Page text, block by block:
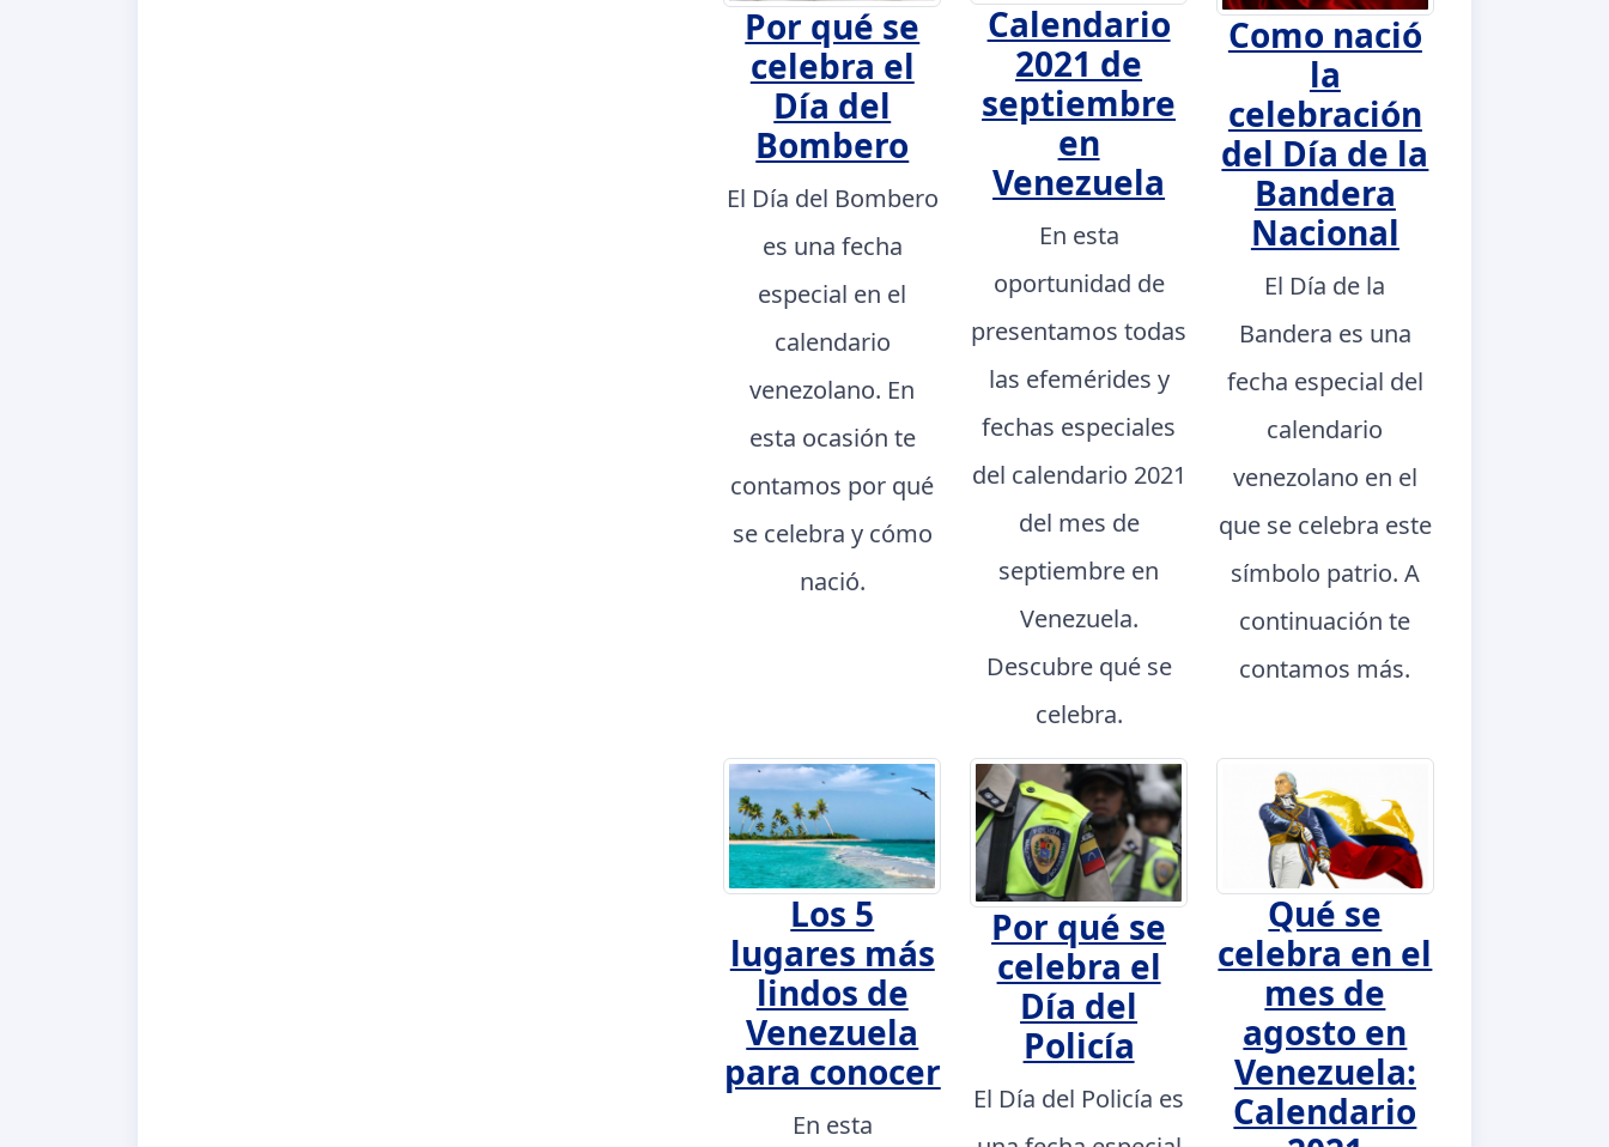
Por qué se
celebra el
Día del
Bombero
El Día del Bombero
es una fecha
especial en el
calendario
venezolano. En
esta ocasión te
contamos por qué
se celebra y cómo
nació.
Calendario
2021 de
septiembre
en
Venezuela
En esta
oportunidad de
presentamos todas
las efemérides y
fechas especiales
del calendario 2021
del mes de
septiembre en
Venezuela.
Descubre qué se
celebra.
Como nació
la
celebración
del Día de la
Bandera
Nacional
El Día de la
Bandera es una
fecha especial del
calendario
venezolano en el
que se celebra este
símbolo patrio. A
continuación te
contamos más.
Los 5
lugares más
lindos de
Venezuela
para conocer
En esta
Por qué se
celebra el
Día del
Policía
El Día del Policía es
Qué se
celebra en el
mes de
agosto en
Venezuela:
Calendario